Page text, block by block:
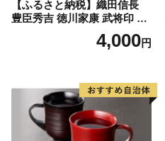
【ふるさと納税】織田信長
豊臣秀吉 徳川家康 武将印 3
枚 セット イラスト 戦国 武将
小牧山城 墨絵 龍画師 書道ア
愛知県 小牧市 お取り寄せ 送
料無料
4,000円